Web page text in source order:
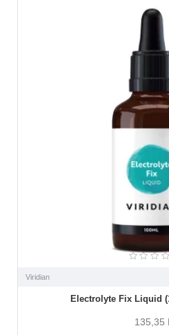
Viridian
Electrolyte Fix Liquid
135,35